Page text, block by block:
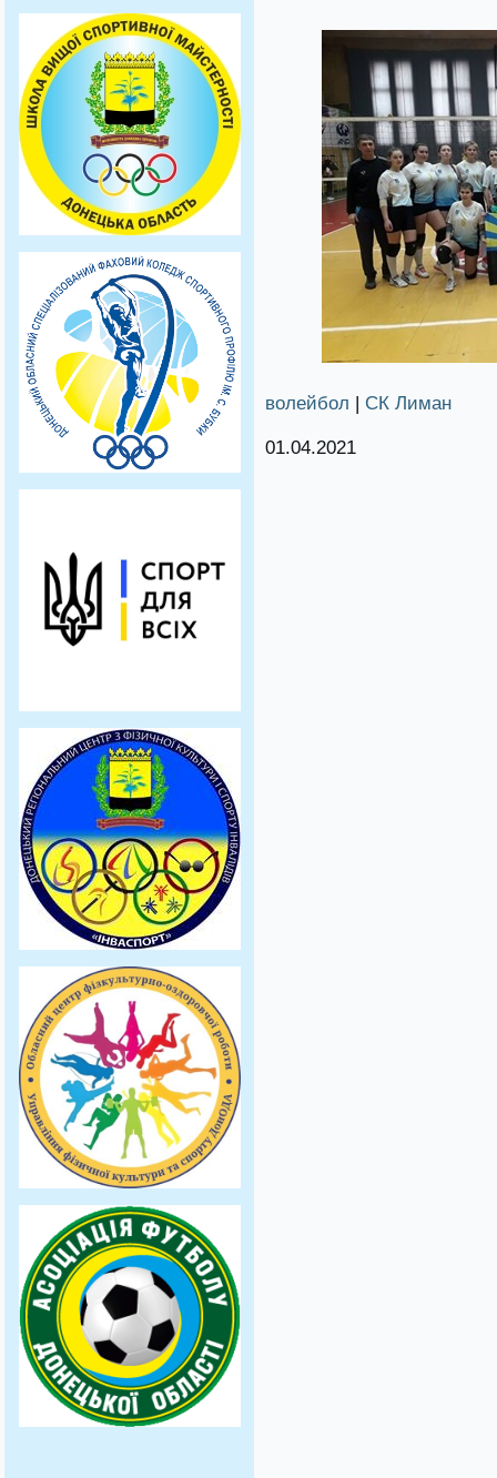
волейбол | СК Лиман
01.04.2021